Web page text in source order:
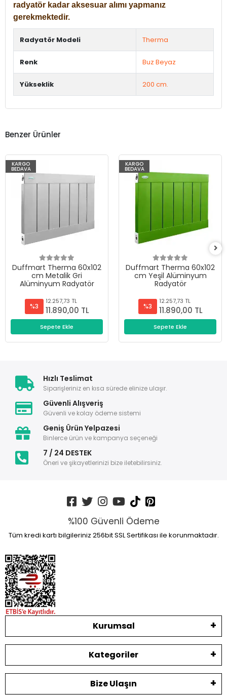
radyatör kadar aksesuar alımı yapmanız
gerekmektedir.
Radyatör Modeli Therma
Renk Buz Beyaz
Yükseklik 200 cm.
Benzer Ürünler
KARGO
BEDAVA
Duffmart Therma 60x102
cm Metalik Gri
Alüminyum Radyatör
%3
12.257,73 TL
11.890,00 TL
Sepete Ekle
KARGO
BEDAVA
Duffmart Therma 60x102
cm Yeşil Alüminyum
Radyatör
%3
12.257,73 TL
11.890,00 TL
Sepete Ekle
Hızlı Teslimat
Siparişleriniz en kısa sürede elinize ulaşır.
Güvenli Alışveriş
Güvenli ve kolay ödeme sistemi
Geniş Ürün Yelpazesi
Binlerce ürün ve kampanya seçeneği
7 / 24 DESTEK
Öneri ve şikayetlerinizi bize iletebilirsiniz.
%100 Güvenli Ödeme
Tüm kredi kartı bilgileriniz 256bit SSL Sertifikası ile korunmaktadır.
Kurumsal
Kategoriler
Bize Ulaşın